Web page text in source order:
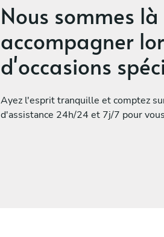
Nous sommes
accompagner
d'occasions
Ayez l'esprit tranquille et comptez
d'assistance 24h/24 et 7j/7 pour